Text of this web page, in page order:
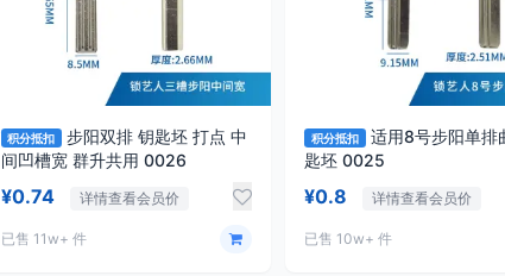
积分抵扣
步阳双排 钥匙坯 打点 中
间凹槽宽 群升共用 0026
¥0.74 详情查看会员价
已售 11w+ 件
积分抵扣
适用8号步阳单排
匙坯 0025
¥0.8 详情查看会员价
已售 10w+ 件